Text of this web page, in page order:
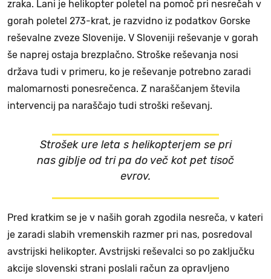
zraka. Lani je helikopter poletel na pomoč pri nesrečah v
gorah poletel 273-krat, je razvidno iz podatkov Gorske
reševalne zveze Slovenije. V Sloveniji reševanje v gorah
še naprej ostaja brezplačno. Stroške reševanja nosi
država tudi v primeru, ko je reševanje potrebno zaradi
malomarnosti ponesrečenca. Z naraščanjem števila
intervencij pa naraščajo tudi stroški reševanj.
Strošek ure leta s helikopterjem se pri
nas giblje od tri pa do več kot pet tisoč
evrov.
Pred kratkim se je v naših gorah zgodila nesreča, v kateri
je zaradi slabih vremenskih razmer pri nas, posredoval
avstrijski helikopter. Avstrijski reševalci so po zaključku
akcije slovenski strani poslali račun za opravljeno